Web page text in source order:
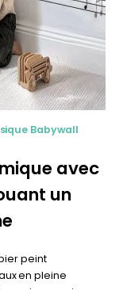
Babywall
avec
un
peint
en pleine